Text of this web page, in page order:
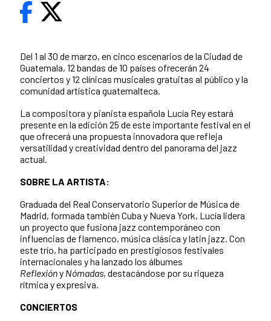
Del 1 al 30 de marzo, en cinco escenarios de la Ciudad de
Guatemala, 12 bandas de 10 países ofrecerán 24
conciertos y 12 clínicas musicales gratuitas al público y la
comunidad artística guatemalteca.
La compositora y pianista española Lucía Rey estará
presente en la edición 25 de este importante festival en el
que ofrecerá una propuesta innovadora que refleja
versatilidad y creatividad dentro del panorama del jazz
actual.
SOBRE LA ARTISTA:
Graduada del Real Conservatorio Superior de Música de
Madrid, formada también Cuba y Nueva York, Lucía lidera
un proyecto que fusiona jazz contemporáneo con
influencias de flamenco, música clásica y latin jazz. Con
este trío, ha participado en prestigiosos festivales
internacionales y ha lanzado los álbumes
Reflexióny Nómadas, destacándose por su riqueza
rítmica y expresiva.
CONCIERTOS